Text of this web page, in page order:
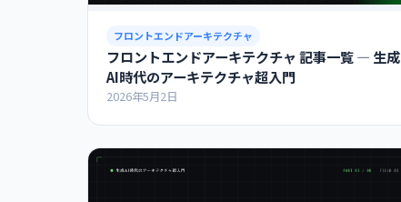
フロントエンドアーキテクチャ
フロントエンドアーキテクチャ 記事一覧 ― 生成
AI時代のアーキテクチャ超入門
2026年5月2日